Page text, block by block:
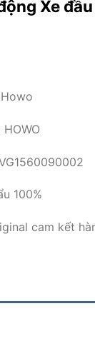
Xe
100%
cam kết